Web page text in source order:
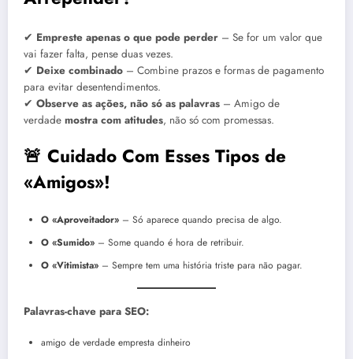
✔ Empreste apenas o que pode perder – Se for um valor que
vai fazer falta, pense duas vezes.
✔ Deixe combinado – Combine prazos e formas de pagamento
para evitar desentendimentos.
✔ Observe as ações, não só as palavras – Amigo de
verdade mostra com atitudes, não só com promessas.
🚨 Cuidado Com Esses Tipos de
«Amigos»!
O «Aproveitador» – Só aparece quando precisa de algo.
O «Sumido» – Some quando é hora de retribuir.
O «Vitimista» – Sempre tem uma história triste para não pagar.
Palavras-chave para SEO:
amigo de verdade empresta dinheiro